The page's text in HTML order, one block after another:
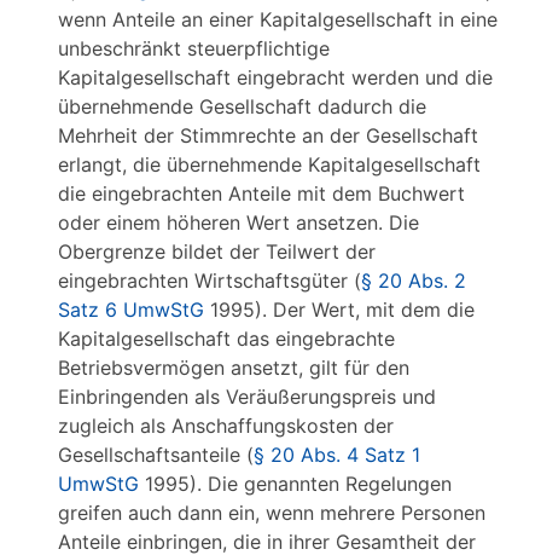
wenn Anteile an einer Kapitalgesellschaft in eine
unbeschränkt steuerpflichtige
Kapitalgesellschaft eingebracht werden und die
übernehmende Gesellschaft dadurch die
Mehrheit der Stimmrechte an der Gesellschaft
erlangt, die übernehmende Kapitalgesellschaft
die eingebrachten Anteile mit dem Buchwert
oder einem höheren Wert ansetzen. Die
Obergrenze bildet der Teilwert der
eingebrachten Wirtschaftsgüter (§ 20 Abs. 2
Satz 6 UmwStG 1995). Der Wert, mit dem die
Kapitalgesellschaft das eingebrachte
Betriebsvermögen ansetzt, gilt für den
Einbringenden als Veräußerungspreis und
zugleich als Anschaffungskosten der
Gesellschaftsanteile (§ 20 Abs. 4 Satz 1
UmwStG 1995). Die genannten Regelungen
greifen auch dann ein, wenn mehrere Personen
Anteile einbringen, die in ihrer Gesamtheit der